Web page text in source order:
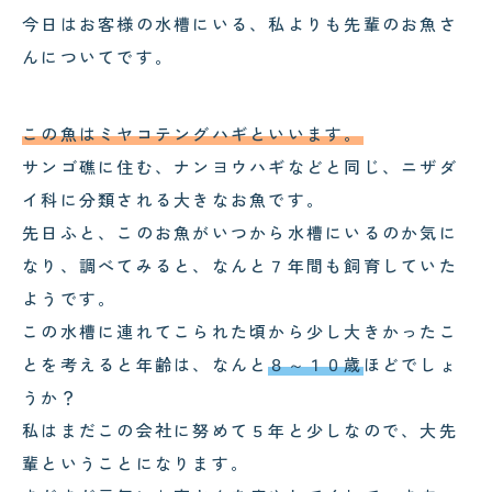
今日はお客様の水槽にいる、私よりも先輩のお魚さ
んについてです。
この魚はミヤコテングハギといいます。
サンゴ礁に住む、ナンヨウハギなどと同じ、ニザダ
イ科に分類される大きなお魚です。
先日ふと、このお魚がいつから水槽にいるのか気に
なり、調べてみると、なんと７年間も飼育していた
ようです。
この水槽に連れてこられた頃から少し大きかったこ
とを考えると年齢は、なんと８～１０歳ほどでしょ
うか？
私はまだこの会社に努めて５年と少しなので、大先
輩ということになります。